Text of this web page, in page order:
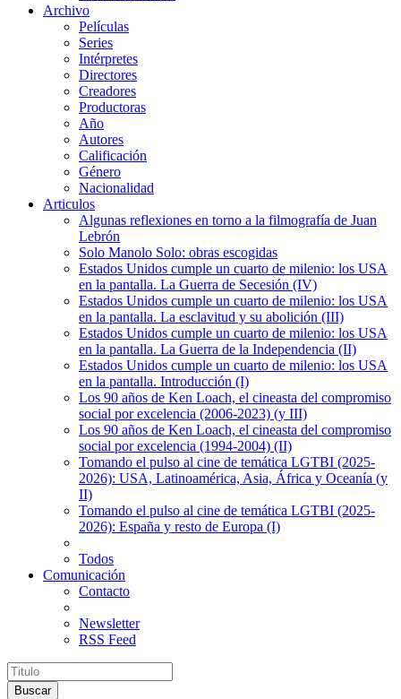
Archivo
Películas
Series
Intérpretes
Directores
Creadores
Productoras
Año
Autores
Calificación
Género
Nacionalidad
Articulos
Algunas reflexiones en torno a la filmografía de Juan
Lebrón
Solo Manolo Solo: obras escogidas
Estados Unidos cumple un cuarto de milenio: los USA
en la pantalla. La Guerra de Secesión (IV)
Estados Unidos cumple un cuarto de milenio: los USA
en la pantalla. La esclavitud y su abolición (III)
Estados Unidos cumple un cuarto de milenio: los USA
en la pantalla. La Guerra de la Independencia (II)
Estados Unidos cumple un cuarto de milenio: los USA
en la pantalla. Introducción (I)
Los 90 años de Ken Loach, el cineasta del compromiso
social por excelencia (2006-2023) (y III)
Los 90 años de Ken Loach, el cineasta del compromiso
social por excelencia (1994-2004) (II)
Tomando el pulso al cine de temática LGTBI (2025-
2026): USA, Latinoamérica, Asia, África y Oceanía (y
II)
Tomando el pulso al cine de temática LGTBI (2025-
2026): España y resto de Europa (I)
Todos
Comunicación
Contacto
Newsletter
RSS Feed
Buscar